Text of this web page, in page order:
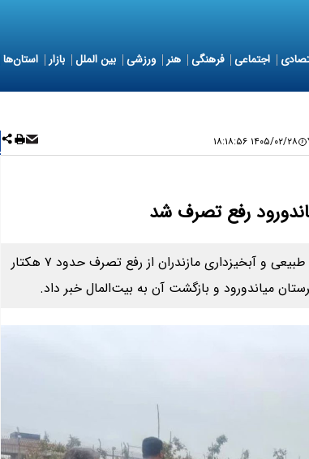
اجتماعی فرهنگی هنر ورزشی بین الملل بازار استان‌ها
۱۴۰۵/۰۲/۲۸ ۱۸:۱۸:۵۶
فرمانده یگان حفاظت اداره‌کل منابع طبیعی و آبخیزداری مازندران از رفع تصرف حدود ۷ هکتار
میاندورود و بازگشت آن به بیت‌المال خبر داد.